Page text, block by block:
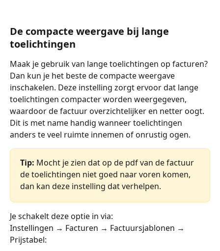
De compacte weergave bij lange
toelichtingen
Maak je gebruik van lange toelichtingen op facturen?
Dan kun je het beste de compacte weergave
inschakelen. Deze instelling zorgt ervoor dat lange
toelichtingen compacter worden weergegeven,
waardoor de factuur overzichtelijker en netter oogt.
Dit is met name handig wanneer toelichtingen
anders te veel ruimte innemen of onrustig ogen.
Tip: Mocht je zien dat op de pdf van de factuur
de toelichtingen niet goed naar voren komen,
dan kan deze instelling dat verhelpen.
Je schakelt deze optie in via:
Instellingen → Facturen → Factuursjablonen →
Prijstabel: